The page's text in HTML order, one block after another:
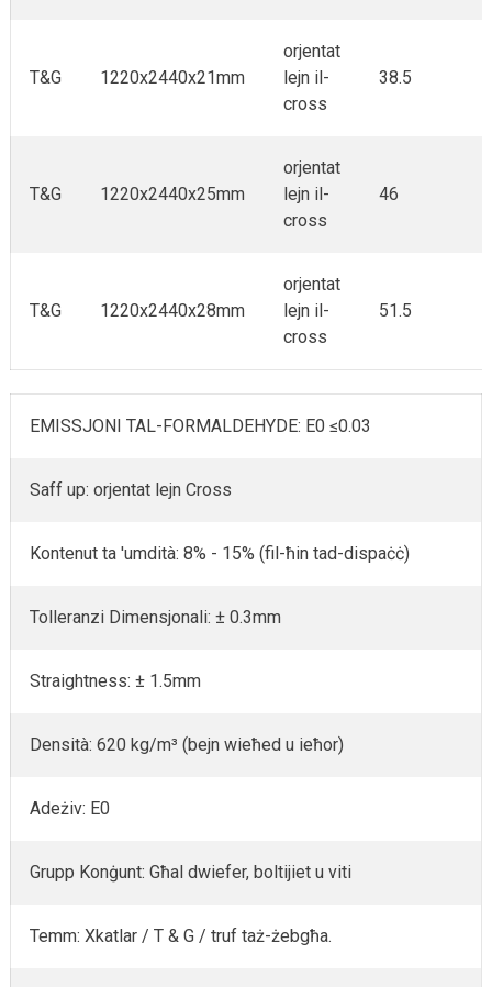
T&G 1220x2440x21mm
orjentat
lejn il-
cross
38.5
T&G 1220x2440x25mm
orjentat
lejn il-
cross
46
T&G 1220x2440x28mm
orjentat
lejn il-
cross
51.5
EMISSJONI TAL-FORMALDEHYDE: E0 ≤0.03
Saff up: orjentat lejn Cross
Kontenut ta 'umdità: 8% - 15% (fil-ħin tad-dispaċċ)
Tolleranzi Dimensjonali: ± 0.3mm
Straightness: ± 1.5mm
Densità: 620 kg/m³ (bejn wieħed u ieħor)
Adeżiv: E0
Grupp Konġunt: Għal dwiefer, boltijiet u viti
Temm: Xkatlar / T & G / truf taż-żebgħa.